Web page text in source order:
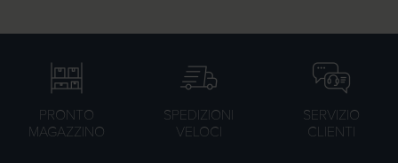
PRONTO
MAGAZZINO
SPEDIZIONI
VELOCI
SERVIZIO
CLIENTI